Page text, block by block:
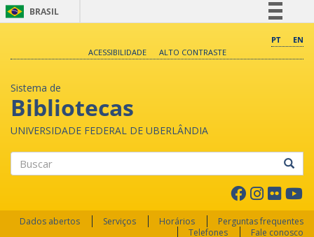
BRASIL
Comunica BR
PT
EN
ACESSIBILIDADE
ALTO CONTRASTE
Sistema de
Bibliotecas
UNIVERSIDADE FEDERAL DE UBERLÂNDIA
Dados abertos Serviços Horários
Perguntas frequentes
Telefones
Fale conosco